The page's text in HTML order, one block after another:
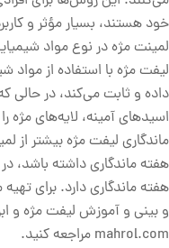
خود هستند، بسیار مؤثر و
لمینت مژه در نوع مواد
لیفت مژه با استفاده از
داده و ثابت می‌کند، در حالی
اسید‌های آمینه، لایه‌های
هفته ماندگاری دارد. برای
و بینی و آموزش لیفت مژه و
mahrol.com مراجعه کنید.